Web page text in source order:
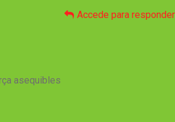
Accede para responder
asequibles